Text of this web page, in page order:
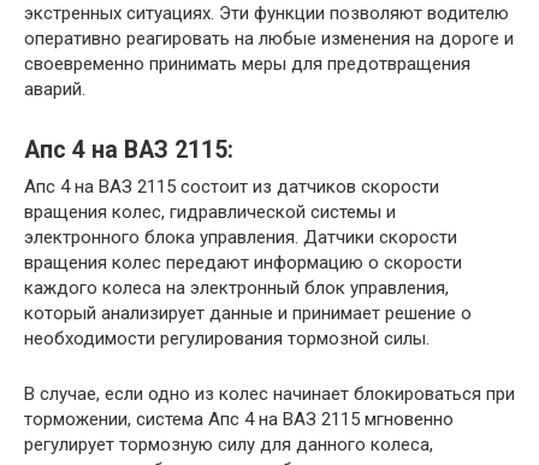
экстренных ситуациях. Эти функции позволяют водителю
оперативно реагировать на любые изменения на дороге и
своевременно принимать меры для предотвращения
аварий.
Апс 4 на ВАЗ 2115:
Апс 4 на ВАЗ 2115 состоит из датчиков скорости
вращения колес, гидравлической системы и
электронного блока управления. Датчики скорости
вращения колес передают информацию о скорости
каждого колеса на электронный блок управления,
который анализирует данные и принимает решение о
необходимости регулирования тормозной силы.
В случае, если одно из колес начинает блокироваться при
торможении, система Апс 4 на ВАЗ 2115 мгновенно
регулирует тормозную силу для данного колеса,